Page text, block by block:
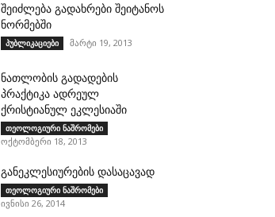
შეიძლება გადახრები შეიტანოს
ნორმებში
პუბლიკაციები მარტი 19, 2013
ნათლობის გადადების
პრაქტიკა ადრეულ
ქრისტიანულ ეკლესიაში
თეოლოგიური ნაშრომები
ოქტომბერი 18, 2013
განეკლესიურების დასაცავად
თეოლოგიური ნაშრომები
ივნისი 26, 2014